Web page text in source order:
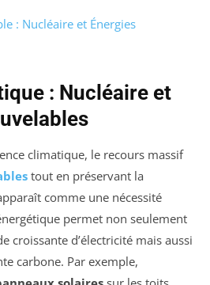
: Nucléaire et Énergies
: Nucléaire et
climatique, le recours massif
tout en préservant la
comme une nécessité
permet non seulement
croissante d’électricité mais aussi
carbone. Par exemple,